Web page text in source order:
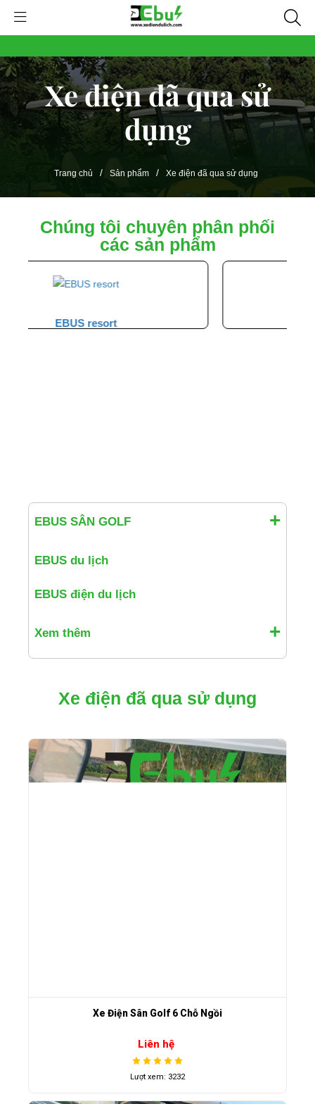
Xe điện đã qua sử
dụng
Trang chủ / Sản phẩm / Xe điện đã qua sử dụng
Chúng tôi chuyên phân phối
các sản phẩm
EBUS chuyên dụng
EBUS SÂN GOLF
EBUS du lịch
EBUS điện du lịch
Xem thêm
Xe điện đã qua sử dụng
Xe Điện Sân Golf 6 Chỗ Ngồi
Liên hệ
Lượt xem: 3232